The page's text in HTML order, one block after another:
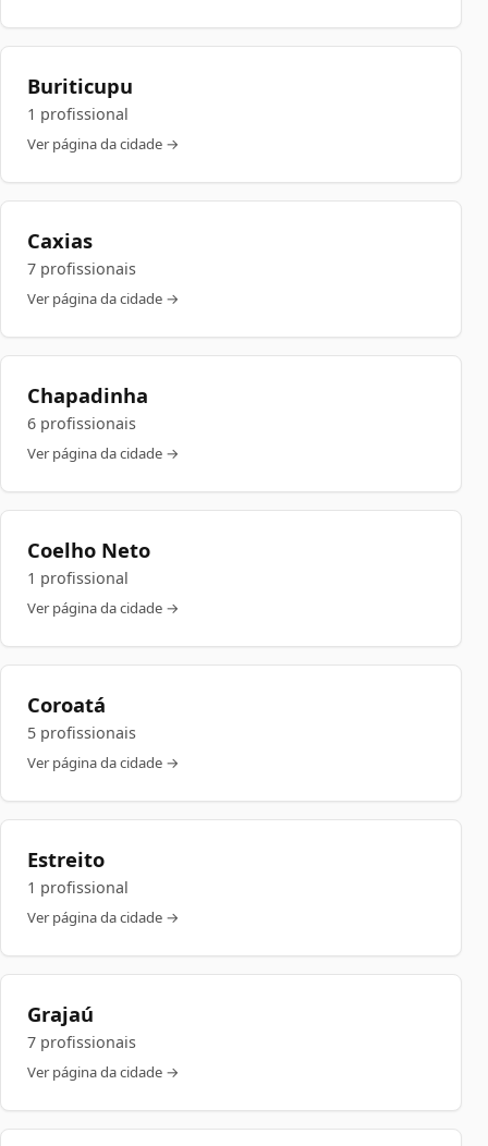
Buriticupu
1 profissional
Ver página da cidade →
Caxias
7 profissionais
Ver página da cidade →
Chapadinha
6 profissionais
Ver página da cidade →
Coelho Neto
1 profissional
Ver página da cidade →
Coroatá
5 profissionais
Ver página da cidade →
Estreito
1 profissional
Ver página da cidade →
Grajaú
7 profissionais
Ver página da cidade →